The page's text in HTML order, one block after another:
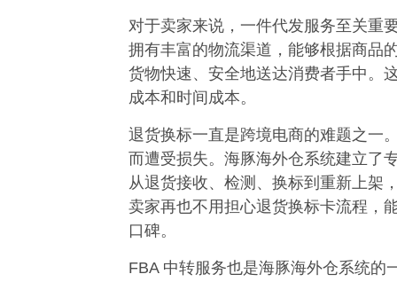
对于卖家来说，一件代发服务至关重
拥有丰富的物流渠道，能够根据商品
货物快速、安全地送达消费者手中。
成本和时间成本。​
退货换标一直是跨境电商的难题之一
而遭受损失。海豚海外仓系统建立了
从退货接收、检测、换标到重新上架
卖家再也不用担心退货换标卡流程，
口碑。​
FBA 中转服务也是海豚海外仓系统的